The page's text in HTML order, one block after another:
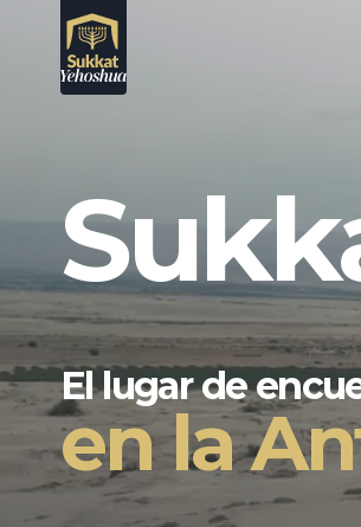
contenido
El lugar de
en la